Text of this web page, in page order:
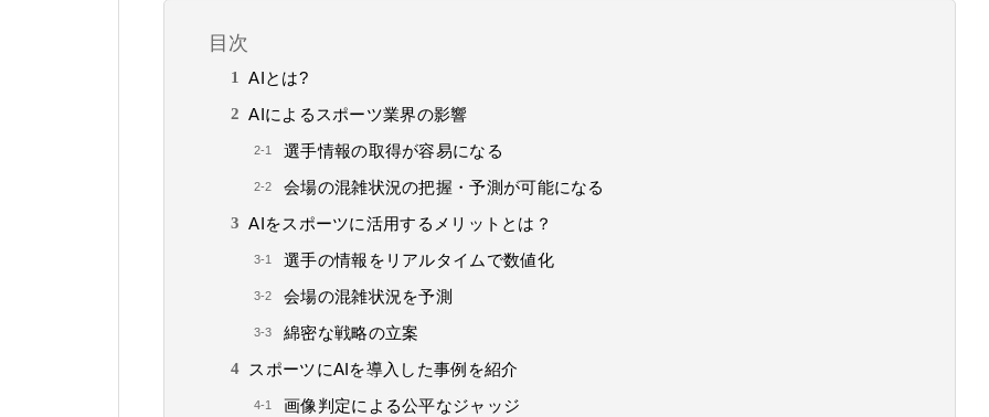
目次
AIとは?
AIによるスポーツ業界の影響
選手情報の取得が容易になる
会場の混雑状況の把握・予測が可能になる
AIをスポーツに活用するメリットとは？
選手の情報をリアルタイムで数値化
会場の混雑状況を予測
綿密な戦略の立案
スポーツにAIを導入した事例を紹介
画像判定による公平なジャッジ